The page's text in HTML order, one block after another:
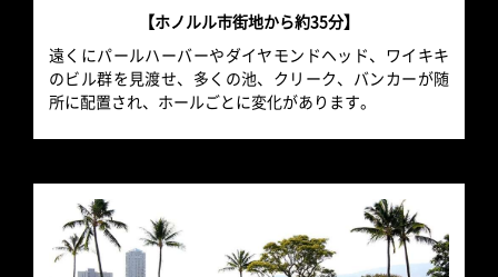
【ホノルル市街地から約35分】
遠くにパールハーバーやダイヤモンドヘッド、ワイキキ
のビル群を見渡せ、多くの池、クリーク、バンカーが随
所に配置され、ホールごとに変化があります。